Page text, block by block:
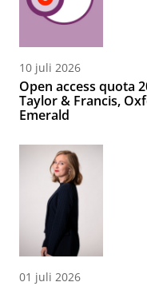
10 juli 2026
Open access quota
Taylor & Francis,
Emerald
01 juli 2026